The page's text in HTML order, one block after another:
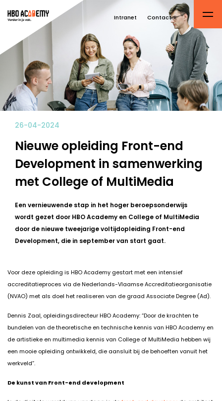
Intranet Contact
26-04-2024
Nieuwe opleiding Front-end
Development in samenwerking
met College of MultiMedia
Een vernieuwende stap in het hoger beroepsonderwijs
wordt gezet door HBO Academy en College of MultiMedia
door de nieuwe tweejarige voltijdopleiding Front-end
Development, die in september van start gaat.
Voor deze opleiding is HBO Academy gestart met een intensief
accreditatieproces via de Nederlands-Vlaamse Accreditatieorganisatie
(NVAO) met als doel het realiseren van de graad Associate Degree (Ad).
Dennis Zaal, opleidingsdirecteur HBO Academy: “Door de krachten te
bundelen van de theoretische en technische kennis van HBO Academy en
de artistieke en multimedia kennis van College of MultiMedia hebben wij
een mooie opleiding ontwikkeld, die aansluit bij de behoeften vanuit het
werkveld”.
De kunst van Front-end development